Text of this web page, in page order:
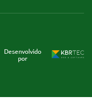
Desenvolvido
por